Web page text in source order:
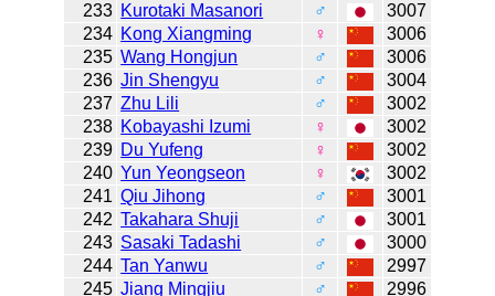
233 Kurotaki Masanori ♂
3007
234 Kong Xiangming ♀
3006
235 Wang Hongjun ♂
3006
236 Jin Shengyu ♂
3004
237 Zhu Lili ♂
3002
238 Kobayashi Izumi ♀
3002
239 Du Yufeng ♀
3002
240 Yun Yeongseon ♀
3002
241 Qiu Jihong ♂
3001
242 Takahara Shuji ♂
3001
243 Sasaki Tadashi ♂
3000
244 Tan Yanwu ♂
2997
245 Jiang Mingjiu ♂ 2996